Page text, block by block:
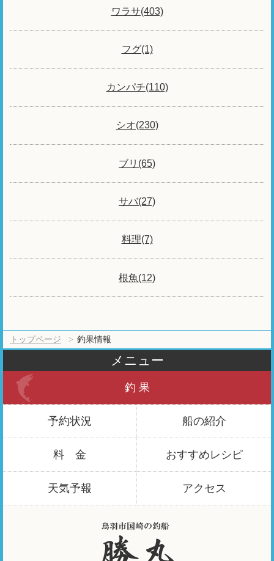
ワラサ(403)
フグ(1)
カンパチ(110)
シオ(230)
ブリ(65)
サバ(27)
料理(7)
根魚(12)
トップページ 釣果情報
メニュー
釣 果
予約状況 船の紹介
料 金 おすすめレシピ
天気予報 アクセス